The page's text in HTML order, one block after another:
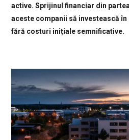
active. Sprijinul financiar din
aceste companii să investească
fără costuri inițiale semnificative.